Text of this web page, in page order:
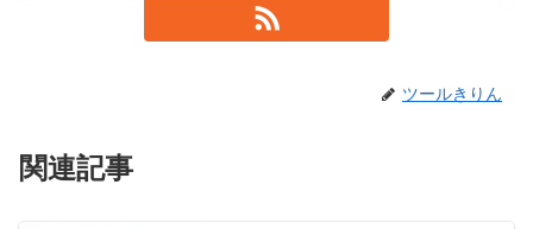
ツールきりん
関連記事